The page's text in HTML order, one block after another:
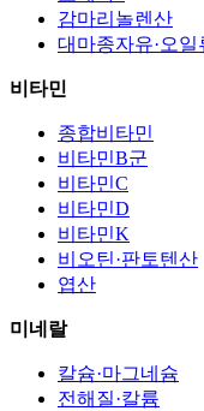
감마리놀렌산
대마종자유·오일
비타민
종합비타민
비타민B군
비타민C
비타민D
비타민K
비오틴·판토텐산
엽산
미네랄
칼슘·마그네슘
전해질·칼륨